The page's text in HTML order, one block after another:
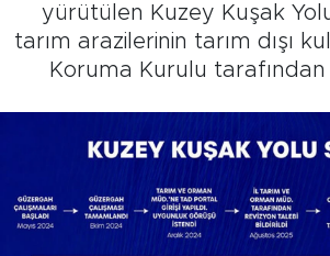
yürütülen Kuzey Kuşak
tarım arazilerinin tarım dışı
Koruma Kurulu tarafından